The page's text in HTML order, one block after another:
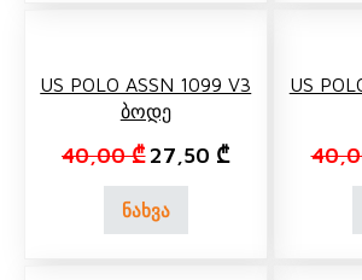
US POLO ASSN 1099 V3
Ბოდე
40,00₾ Original price was:
27,50 ₾Current price
ნახვა
US